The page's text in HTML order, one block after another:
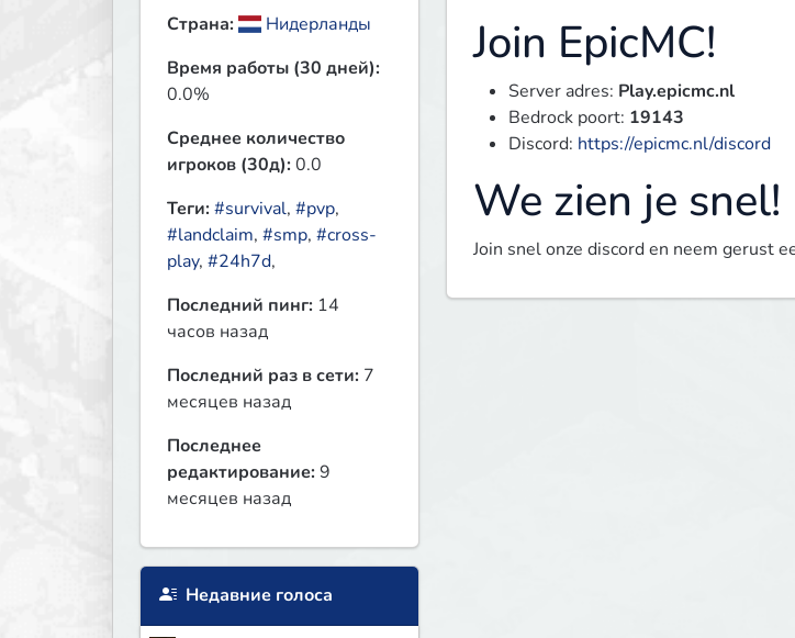
Страна:
Нидерланды
Время работы (30 дней):
0.0%
Среднее количество
игроков (30д):0.0
Теги:#survival, #pvp,
#landclaim, #smp, #cross-
play, #24h7d,
Последний пинг: 14
часов назад
Последний раз в сети: 7
месяцев назад
Последнее
редактирование:9
месяцев назад
Недавние голоса
Join EpicMC!
Server adres: Play.epicmc.nl
Bedrock poort: 19143
Discord: https://epicmc.nl/discord
We zien je snel!
Join snel onze discord en neem gerust